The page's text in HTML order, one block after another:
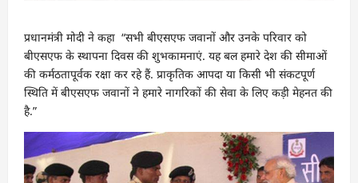
प्रधानमंत्री मोदी ने कहा “सभी बीएसएफ जवानों और उनके परिवार को
बीएसएफ के स्थापना दिवस की शुभकामनाएं. यह बल हमारे देश की सीमाओं
की कर्मठतापूर्वक रक्षा कर रहे हैं. प्राकृतिक आपदा या किसी भी संकटपूर्ण
स्थिति में बीएसएफ जवानों ने हमारे नागरिकों की सेवा के लिए कड़ी मेहनत की
है.”